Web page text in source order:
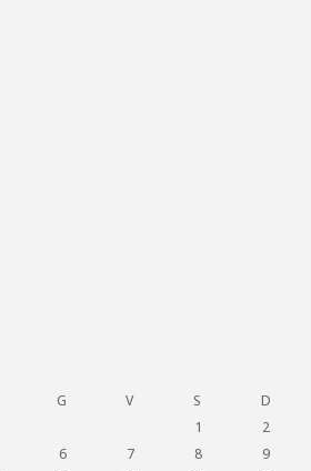
G V S
D
1
2
6 7 8
9